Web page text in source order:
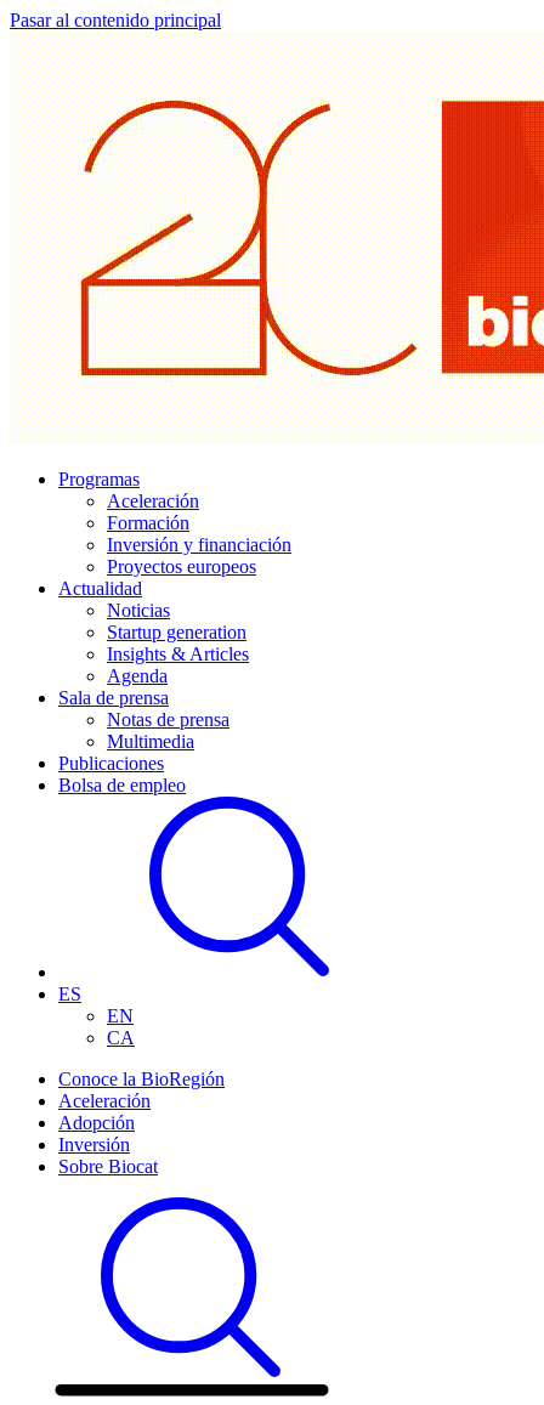
Pasar al contenido principal
Programas
Aceleración
Formación
Inversión y financiación
Proyectos europeos
Actualidad
Noticias
Startup generation
Insights & Articles
Agenda
Sala de prensa
Notas de prensa
Multimedia
Publicaciones
Bolsa de empleo
ES
EN
CA
Conoce la BioRegión
Aceleración
Adopción
Inversión
Sobre Biocat